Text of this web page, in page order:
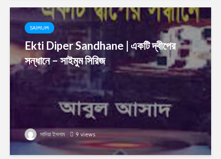
SAIMUM
Ekti Diper Sandhane | একটি দ্বীপের
সন্ধানে – সাইমুম সিরিজ
সাদিয়া ইসলাম 9 views